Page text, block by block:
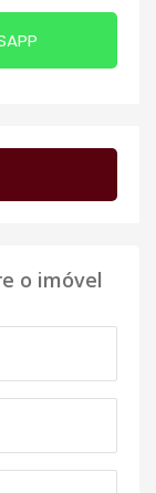
o imóvel